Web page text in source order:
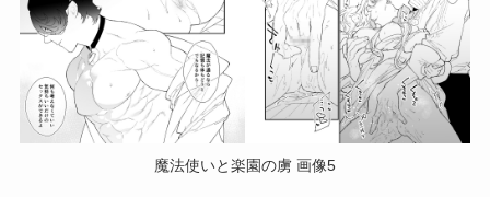
魔法使いと楽園の虜 画像5